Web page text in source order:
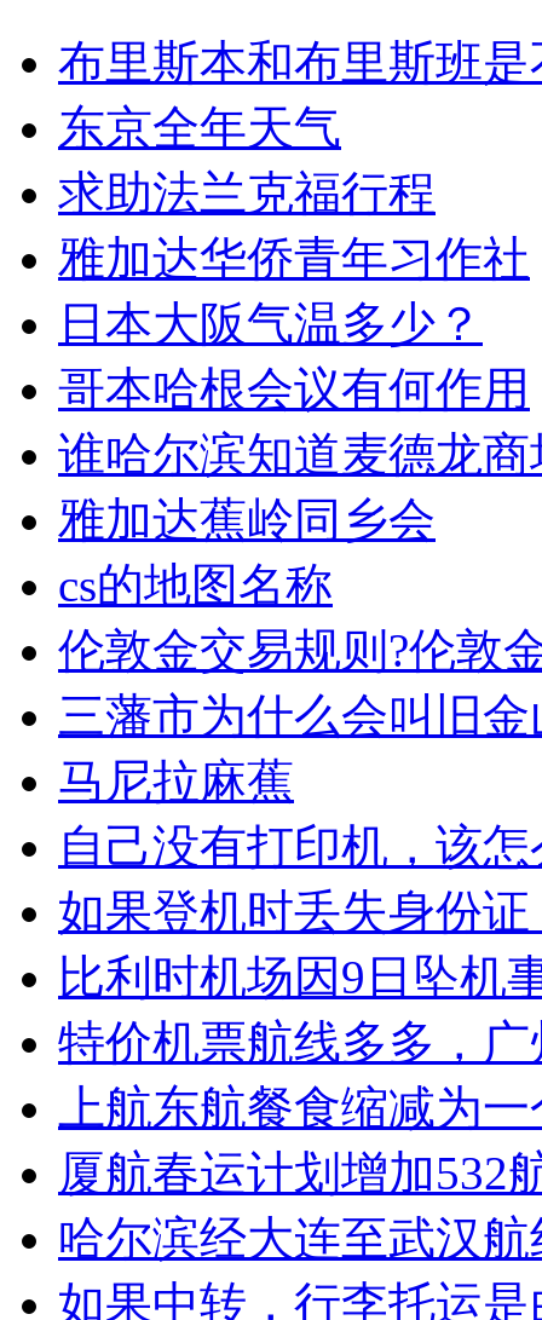
布里斯本和布里斯班
东京全年天气
求助法兰克福行程
雅加达华侨青年习作社
日本大阪气温多少？
哥本哈根会议有何作用
谁哈尔滨知道麦德龙商
雅加达蕉岭同乡会
cs的地图名称
伦敦金交易规则?伦敦
三藩市为什么会叫旧
马尼拉麻蕉
自己没有打印机，该
如果登机时丢失身份
比利时机场因9日坠机
特价机票航线多多，
上航东航餐食缩减为
厦航春运计划增加
哈尔滨经大连至武汉
如果中转，行李托运